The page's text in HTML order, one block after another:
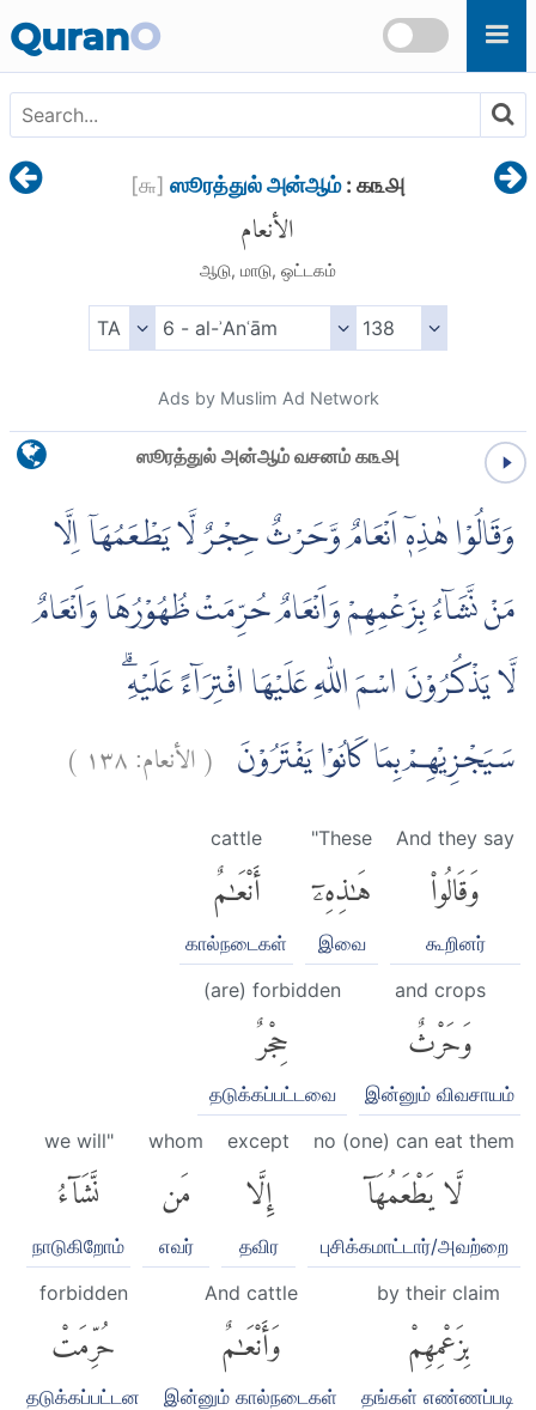
QuranO
[௬] ஸூரத்துல் அன்ஆம்: ௧௩௮
الأنعام
ஆடு, மாடு, ஒட்டகம்
Ads by Muslim Ad Network
ஸூரத்துல் அன்ஆம் வசனம் ௧௩௮
وَقَالُوْا هٰذِهٖٓ اَنْعَامٌ وَّحَرْثٌ حِجْرٌ لَّا يَطْعَمُهَآ اِلَّا
مَنْ نَّشَاۤءُ بِزَعْمِهِمْ وَاَنْعَامٌ حُرِّمَتْ ظُهُوْرُهَا وَاَنْعَامٌ
لَّا يَذْكُرُوْنَ اسْمَ اللّٰهِ عَلَيْهَا افْتِرَاۤءً عَلَيْهِۗ
سَيَجْزِيْهِمْ بِمَا كَانُوْا يَفْتَرُوْنَ (الأنعام:١٣٨ )
And they say
وَقَالُوا۟
கூறினர்
"These
هَٰذِهِۦٓ
இவை
cattle
أَنْعَٰمٌ
கால்நடைகள்
and crops
وَحَرْثٌ
இன்னும் விவசாயம்
(are) forbidden
حِجْرٌ
தடுக்கப்பட்டவை
no (one) can eat them
لَّا يَطْعَمُهَآ
புசிக்கமாட்டார்/அவற்றை
except
إِلَّا
தவிர
whom
مَن
எவர்
we will"
نَّشَآءُ
நாடுகிறோம்
by their claim
بِزَعْمِهِمْ
தங்கள் எண்ணப்படி
And cattle
وَأَنْعَٰمٌ
இன்னும் கால்நடைகள்
forbidden
حُرِّمَتْ
தடுக்கப்பட்டன